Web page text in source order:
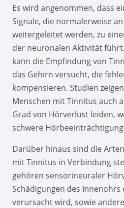
Es wird angenommen, dass
Signale, die normalerweise
weitergeleitet werden, zu
der neuronalen Aktivität
kann die Empfindung von
das Gehirn versucht, die
kompensieren. Studien
Menschen mit Tinnitus auch
Grad von Hörverlust leiden,
schwere
Darüber hinaus sind die
mit Tinnitus in Verbindung
gehören sensorineuraler
Schädigungen des
verursacht wird, sowie